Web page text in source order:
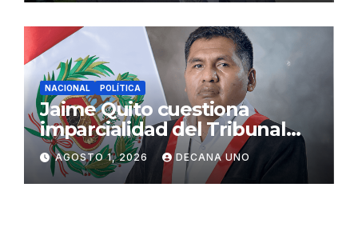
NACIONAL POLÍTICA
Jaime Quito cuestiona
imparcialidad del Tribunal
Constitucional tras liberación
de Ollanta Humala
AGOSTO 1, 2026 DECANA UNO